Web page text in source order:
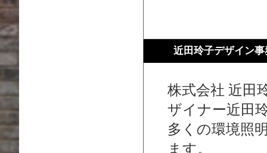
近田玲子デザイン事
株式会社 近田
ザイナー近田
多くの環境照
ます。